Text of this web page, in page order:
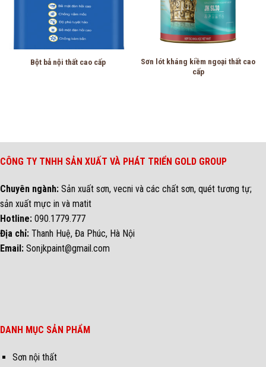
Bột bả nội thất cao cấp
Sơn lót kháng kiềm ngoại thất cao
cấp
CÔNG TY TNHH SẢN XUẤT VÀ PHÁT TRIỂN GOLD GROUP
Chuyên ngành: Sản xuất sơn, vecni và các chất sơn, quét tương tự;
sản xuất mực in và matit
Hotline: 090.1779.777
Địa chỉ: Thanh Huệ, Đa Phúc, Hà Nội
Email: Sonjkpaint@gmail.com
DANH MỤC SẢN PHẨM
Sơn nội thất